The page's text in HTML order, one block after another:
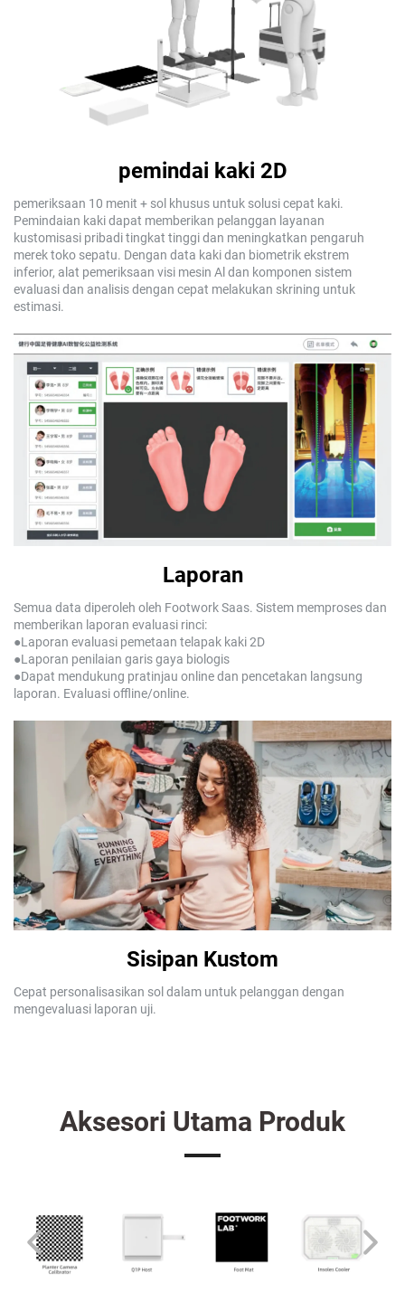
pemindai kaki 2D
pemeriksaan 10 menit + sol khusus untuk solusi cepat kaki.
Pemindaian kaki dapat memberikan pelanggan layanan
kustomisasi pribadi tingkat tinggi dan meningkatkan pengaruh
merek toko sepatu. Dengan data kaki dan biometrik ekstrem
inferior, alat pemeriksaan visi mesin Al dan komponen sistem
evaluasi dan analisis dengan cepat melakukan skrining untuk
estimasi.
Laporan
Semua data diperoleh oleh Footwork Saas. Sistem memproses dan
memberikan laporan evaluasi rinci:
●Laporan evaluasi pemetaan telapak kaki 2D
●Laporan penilaian garis gaya biologis
●Dapat mendukung pratinjau online dan pencetakan langsung
laporan. Evaluasi offline/online.
Sisipan Kustom
Cepat personalisasikan sol dalam untuk pelanggan dengan
mengevaluasi laporan uji.
Aksesori Utama Produk